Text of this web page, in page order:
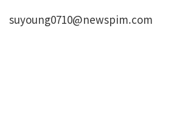
suyoung0710@newspim.com